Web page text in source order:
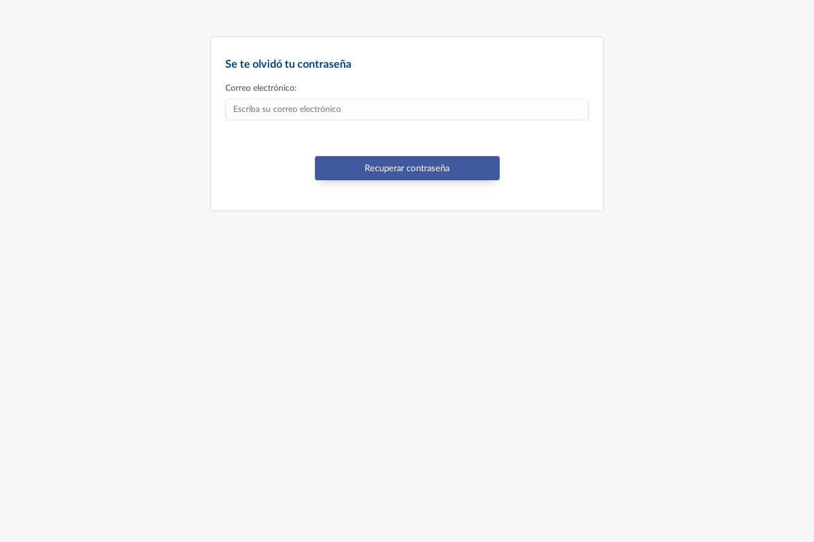
Se te olvidó tu contraseña
Correo electrónico:
Recuperar contraseña